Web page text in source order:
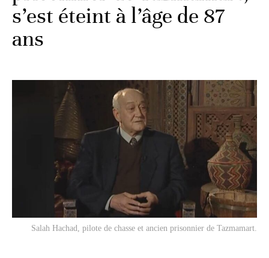
s’est éteint à l’âge de 87
ans
Salah Hachad, pilote de chasse et ancien prisonnier de Tazmamart.